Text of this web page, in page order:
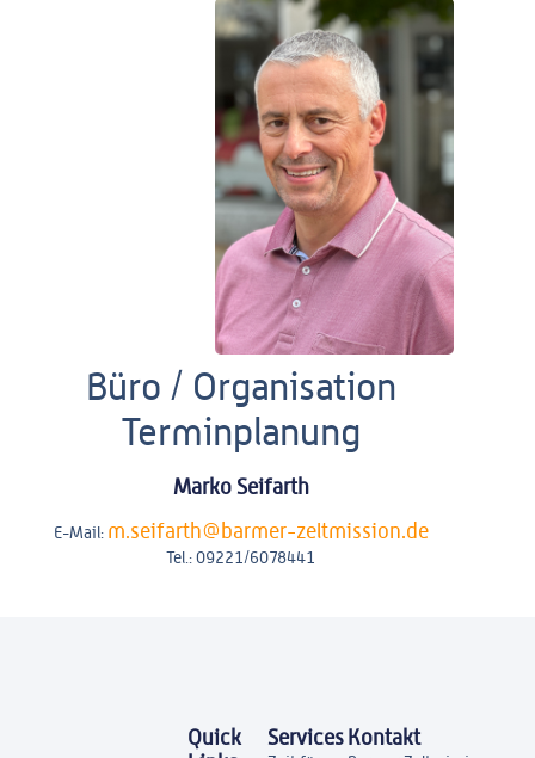
Büro / Organisation
Terminplanung
Marko Seifarth
E-Mail: m.seifarth@barmer-zeltmission.de
Tel.: 09221/6078441
Services
Quick
Kontakt